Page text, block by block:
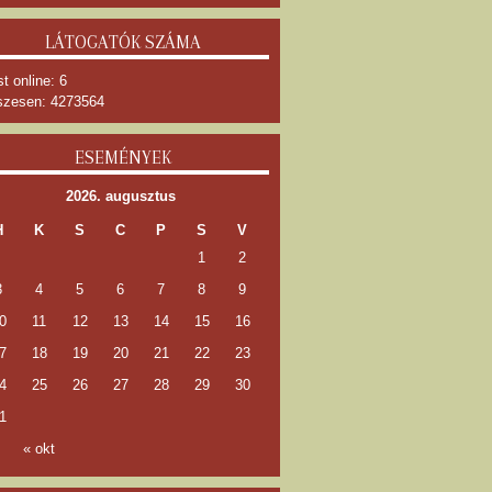
LÁTOGATÓK SZÁMA
online: 6
4273564
ESEMÉNYEK
2026. augusztus
K S C P S V
« okt
1
2
4 5 6 7 8
9
11 12 13 14 15
16
18 19 20 21 22
23
25 26 27 28 29
30